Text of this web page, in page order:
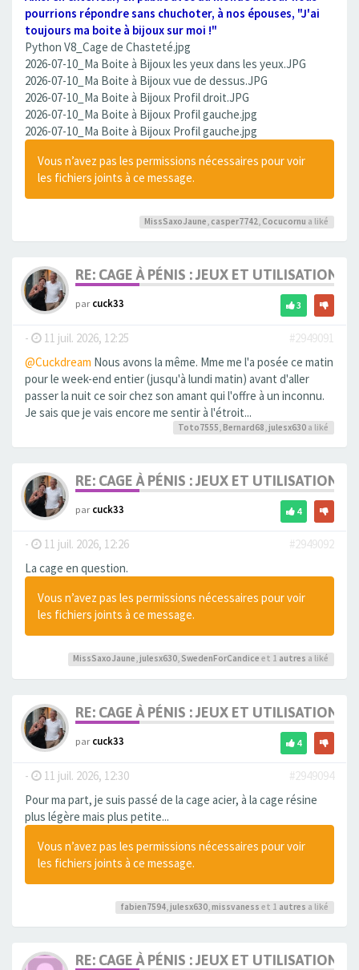
pourrions répondre sans chuchoter, à nos épouses, "J'ai
toujours ma boite à bijoux sur moi !"
Python V8_Cage de Chasteté.jpg
2026-07-10_Ma Boite à Bijoux les yeux dans les yeux.JPG
2026-07-10_Ma Boite à Bijoux vue de dessus.JPG
2026-07-10_Ma Boite à Bijoux Profil droit.JPG
2026-07-10_Ma Boite à Bijoux Profil gauche.jpg
2026-07-10_Ma Boite à Bijoux Profil gauche.jpg
Vous n’avez pas les permissions nécessaires pour voir
les fichiers joints à ce message.
MissSaxoJaune, casper7742, Cocucornu a liké
RE: CAGE À PÉNIS : JEUX ET UTILISATION,
parcuck33 3
- 11 juil. 2026, 12:25
#2949091
@Cuckdream Nous avons la même. Mme me l'a posée ce matin
pour le week-end entier (jusqu'à lundi matin) avant d'aller
passer la nuit ce soir chez son amant qui l'offre à un inconnu.
Je sais que je vais encore me sentir à l'étroit...
Toto7555 Bernard68 julesx630 a liké
RE: CAGE À PÉNIS : JEUX ET UTILISATION,
parcuck33 4
- 11 juil. 2026, 12:26
#2949092
La cage en question.
Vous n’avez pas les permissions nécessaires pour voir
les fichiers joints à ce message.
MissSaxoJaune, julesx630, SwedenForCandice et 1 autres a liké
RE: CAGE À PÉNIS : JEUX ET UTILISATION,
parcuck33 4
- 11 juil. 2026, 12:30
#2949094
Pour ma part, je suis passé de la cage acier, à la cage résine
plus légère mais plus petite...
Vous n’avez pas les permissions nécessaires pour voir
les fichiers joints à ce message.
fabien7594, julesx630, missvaness et 1 autres a liké
RE: CAGE À PÉNIS : JEUX ET UTILISATION,